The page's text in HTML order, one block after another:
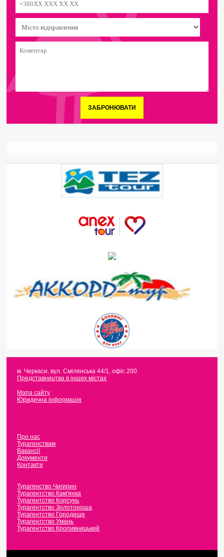
ЗАБРОНЮВАТИ
м. Черкаси,вул. Смілянська 44/1, офіс 200
Представництва в інших містах
Мапа сайту
Юридична інформація
Про нас
Турагенствам
Вакансії
Документи
Контакти
Турагенство Чигирин
Турагентство Кам'янка
Турагентство Корсунь
Турагентство Золотоноша
Турагентство Городище
Турагентство Умань
Турагентство Кропивницький